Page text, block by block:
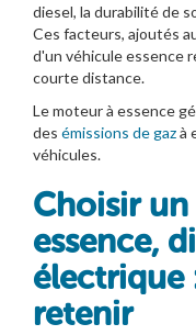
diesel, la durabilité de
Ces facteurs, ajoutés
d'un véhicule essence
courte distance.
Le moteur à essence
des émissions de gazà
véhicules.
Choisir
essence,
électrique
retenir